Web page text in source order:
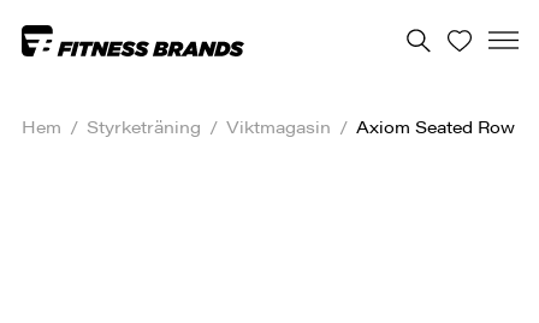
Hem / Styrketräning / Viktmagasin / Axiom Seated Row